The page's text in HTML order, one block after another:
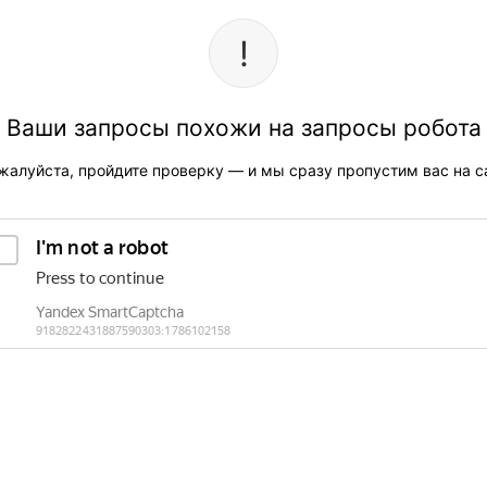
Ваши запросы похожи на запросы робота
пройдите проверку — и мы сразу пропустим вас на